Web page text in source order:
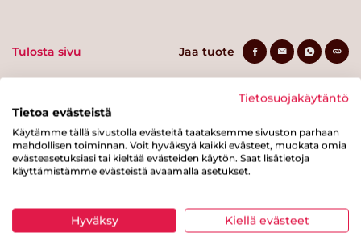
Tulosta sivu Jaa tuote
Sydänmerkki-tuotteen
Tietosuojakäytäntö
Tietoa evästeistä
Käytämme tällä sivustolla evästeitä taataksemme sivuston parhaan
mahdollisen toiminnan. Voit hyväksyä kaikki evästeet, muokata omia
evästeasetuksiasi tai kieltää evästeiden käytön. Saat lisätietoja
käyttämistämme evästeistä avaamalla asetukset.
Hyväksy Kiellä evästeet